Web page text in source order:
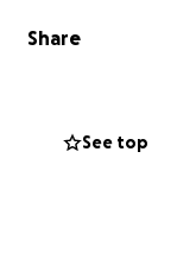
haben
sie zur Ruhe
Gemeinsam mit
Share
See top